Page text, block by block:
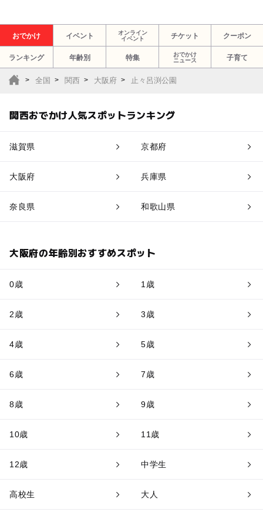
おでかけ イベント
オンライン
イベント
チケット クーポン
ランキング 年齢別 特集
おでかけ
ニュース
子育て
全国 関西 大阪府 止々呂渕公園
関西おでかけ人気スポットランキング
滋賀県 京都府
大阪府 兵庫県
奈良県 和歌山県
大阪府の年齢別おすすめスポット
0歳 1歳
2歳 3歳
4歳 5歳
6歳 7歳
8歳 9歳
10歳 11歳
12歳 中学生
高校生 大人